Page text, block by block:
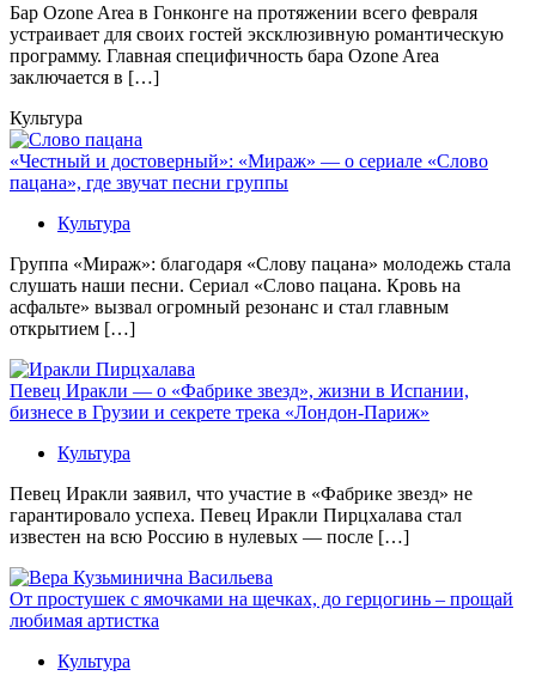
Бaр Ozone Area в Гонконге на протяжении всего февраля
устраивает для своих гостей эксклюзивную романтическую
программу. Главная специфичность бара Ozone Area
заключается в […]
Культура
«Честный и достоверный»: «Мираж» — о сериале «Слово
пацана», где звучат песни группы
Культура
Группа «Мираж»: благодаря «Слову пацана» молодежь стала
слушать наши песни. Сериал «Слово пацана. Кровь на
асфальте» вызвал огромный резонанс и стал главным
открытием […]
Певец Иракли — о «Фабрике звезд», жизни в Испании,
бизнесе в Грузии и секрете трека «Лондон-Париж»
Культура
Певец Иракли заявил, что участие в «Фабрике звезд» не
гарантировало успеха. Певец Иракли Пирцхалава стал
известен на всю Россию в нулевых — после […]
От простушек с ямочками на щечках, до герцогинь – прощай
любимая артистка
Культура